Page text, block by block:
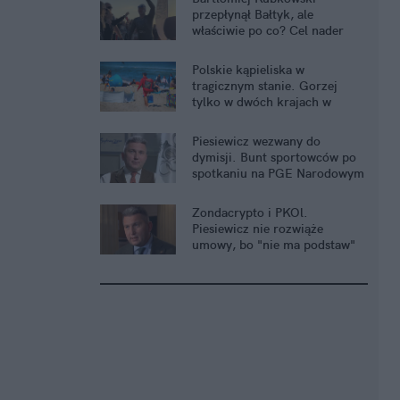
przepłynął Bałtyk, ale
właściwie po co? Cel nader
Polskie kąpieliska w
tragicznym stanie. Gorzej
tylko w dwóch krajach w
Piesiewicz wezwany do
dymisji. Bunt sportowców po
spotkaniu na PGE Narodowym
Zondacrypto i PKOl.
Piesiewicz nie rozwiąże
umowy, bo "nie ma podstaw"